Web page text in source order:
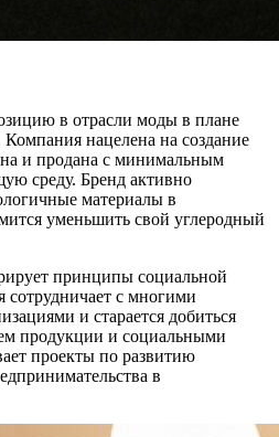
в отрасли моды в плане
Компания нацелена на создание
и продана с минимальным
среду. Бренд активно
материалы в
уменьшить свой углеродный
принципы социальной
сотрудничает с многими
и старается добиться
продукции и социальными
проекты по развитию
в